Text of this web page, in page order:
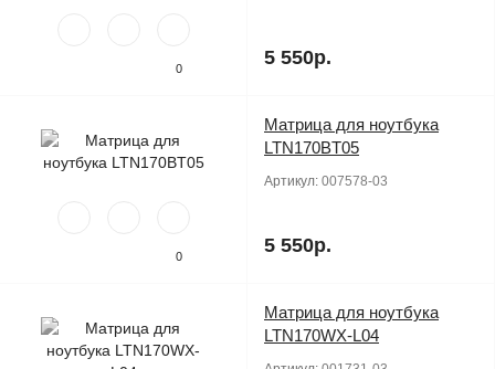
0 5 550р.
0
Матрица для ноутбука
LTN170BT05
Артикул: 007578-03
5 550р.
Матрица для ноутбука
LTN170WX-L04